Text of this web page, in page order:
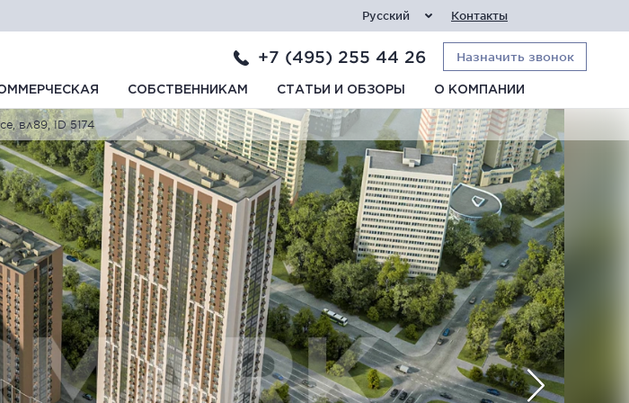
Русский Контакты
+7 (495) 255 44 26 Назначить звонок
СОБСТВЕННИКАМ СТАТЬИ И ОБЗОРЫ О КОМПАНИИ
вл89, ID 5174